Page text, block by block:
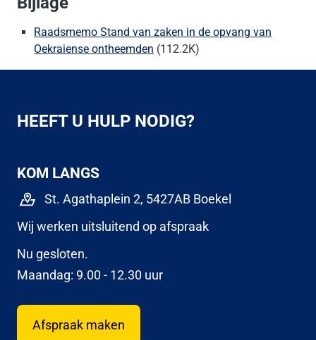
Raadsmemo Stand van zaken in de opvang van
Oekraiense ontheemden (112.2K)
HEEFT U HULP NODIG?
KOM LANGS
St. Agathaplein 2, 5427AB Boekel
Wij werken uitsluitend op afspraak
Nu gesloten.
Maandag: 9.00 - 12.30 uur
Afspraak maken